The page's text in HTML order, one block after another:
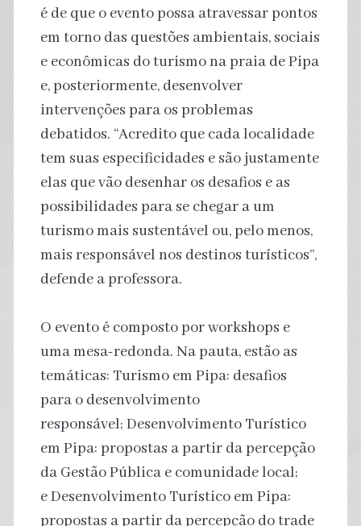
é de que o evento possa atravessar pontos
em torno das questões ambientais, sociais
e econômicas do turismo na praia de Pipa
e, posteriormente, desenvolver
intervenções para os problemas
debatidos. “Acredito que cada localidade
tem suas especificidades e são justamente
elas que vão desenhar os desafios e as
possibilidades para se chegar a um
turismo mais sustentável ou, pelo menos,
mais responsável nos destinos turísticos”,
defende a professora.
O evento é composto por workshops e
uma mesa-redonda. Na pauta, estão as
temáticas: Turismo em Pipa: desafios
para o desenvolvimento
responsável; Desenvolvimento Turístico
em Pipa: propostas a partir da percepção
da Gestão Pública e comunidade local;
e Desenvolvimento Turístico em Pipa:
propostas a partir da percepção do trade